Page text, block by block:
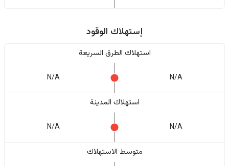
إستهلاك الوقود
استهلاك الطرق السريعة
N/A
N/A
استهلاك المدينة
N/A
N/A
متوسط الاستهلاك